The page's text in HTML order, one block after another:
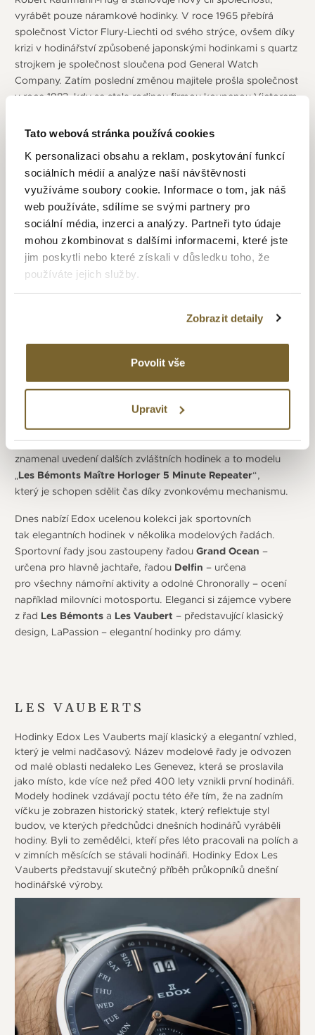
Tato webová stránka používá cookies
K personalizaci obsahu a reklam, poskytování funkcí
sociálních médií a analýze naší návštěvnosti
využíváme soubory cookie. Informace o tom, jak náš
web používáte, sdílíme se svými partnery pro
sociální média, inzerci a analýzy. Partneři tyto údaje
mohou zkombinovat s dalšími informacemi, které jste
jim poskytli nebo které získali v důsledku toho, že
používáte jejich služby.
Zobrazit detaily
Povolit vše
Upravit
vyrábět pouze náramkové hodinky. V roce 1965 přebírá
společnost Victor Flury-Liechti od svého strýce, ovšem díky
krizi v hodinářství způsobené japonskými hodinkami s quartz
strojkem je společnost sloučena pod General Watch
Company. Zatím poslední změnou majitele prošla společnost
v roce 1983, kdy se stala rodinou firmou koupenou Victorem
letech zažívá firma velký rozvoj způsobený velkým zájmem
továrnu.
V roce 1961 společnost představuje i dnes vydávanou
modelovou řadu „ Delfin“, které vynikají odolností proti
nárazu a skvělou vodotěsností, a to díky novému způsobu
těsnění a dvojitému zadnímu víčku. Vývoj vodotěsných
hodinek pokračuje a o 4 roky později vydá firma řadu
Hydrosub“ s odolností do 500 metrů, což je v té době velký
robustní, ale pořád elegantní hodinky se sklem odolným proti
který pokrýval všechna časová pásma a umožnili majiteli
zjistit čas v některém z 50 měst celého světa.
Dalším skvělým počinem byl ultra tenký strojek s datem
z kolekceLes Bémonts Ultra Slim, strojek měl na tloušťku
pouhých 1,4 mm (tento rekord drží do dnes). Rok 2005
znamenal uvedení dalších zvláštních hodinek a to modelu
„Les Bémonts Maître Horloger 5 Minute Repeater“,
který je schopen sdělit čas díky zvonkovému mechanismu.
Dnes nabízí Edox ucelenou kolekci jak sportovních
tak elegantních hodinek v několika modelových řadách.
Sportovní řady jsou zastoupeny řadou Grand Ocean –
určena pro hlavně jachtaře, řadou Delfin – určena
pro všechny námořní aktivity a odolné Chronorally – ocení
například milovníci motosportu. Eleganci si zájemce vybere
z řad Les Bémonts a Les Vaubert – představující klasický
design, LaPassion – elegantní hodinky pro dámy.
LES VAUBERTS
Hodinky Edox Les Vauberts mají klasický a elegantní vzhled,
který je velmi nadčasový. Název modelové řady je odvozen
od malé oblasti nedaleko Les Genevez, která se proslavila
jako místo, kde více než před 400 lety vznikli první hodináři.
Modely hodinek vzdávají poctu této éře tím, že na zadním
víčku je zobrazen historický statek, který reflektuje styl
budov, ve kterých předchůdci dnešních hodinářů vyráběli
hodiny. Byli to zemědělci, kteří přes léto pracovali na polích a
v zimních měsících se stávali hodináři. Hodinky Edox Les
Vauberts představují skutečný příběh průkopníků dnešní
hodinářské výroby.